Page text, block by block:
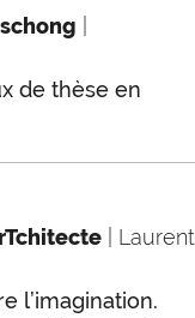
de thèse en
| Laurent
l’imagination.